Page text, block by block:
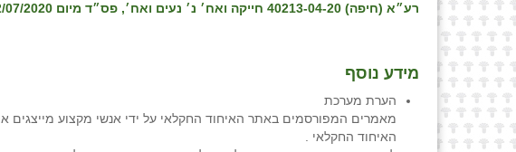
רע״א (חיפה) 40213-04-20 חייקה ואח׳ נ׳ נעים ואח׳, פס״ד מיום 02/07/2020
מידע נוסף
הערת מערכת
מאמרים המפורסמים באתר האיחוד החקלאי על ידי אנשי מקצוע
האיחוד החקלאי .